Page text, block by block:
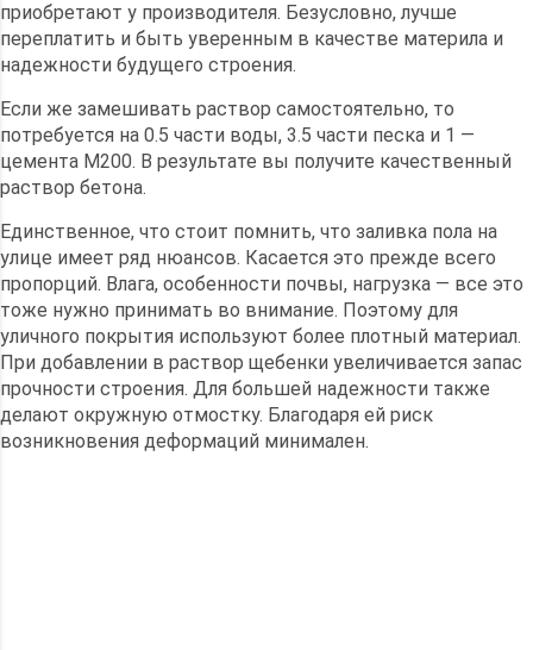
приобретают у производителя. Безусловно, лучше
переплатить и быть уверенным в качестве материла и
надежности будущего строения.
Если же замешивать раствор самостоятельно, то
потребуется на 0.5 части воды, 3.5 части песка и 1 —
цемента М200. В результате вы получите качественный
раствор бетона.
Единственное, что стоит помнить, что заливка пола на
улице имеет ряд нюансов. Касается это прежде всего
пропорций. Влага, особенности почвы, нагрузка — все это
тоже нужно принимать во внимание. Поэтому для
уличного покрытия используют более плотный материал.
При добавлении в раствор щебенки увеличивается запас
прочности строения. Для большей надежности также
делают окружную отмостку. Благодаря ей риск
возникновения деформаций минимален.